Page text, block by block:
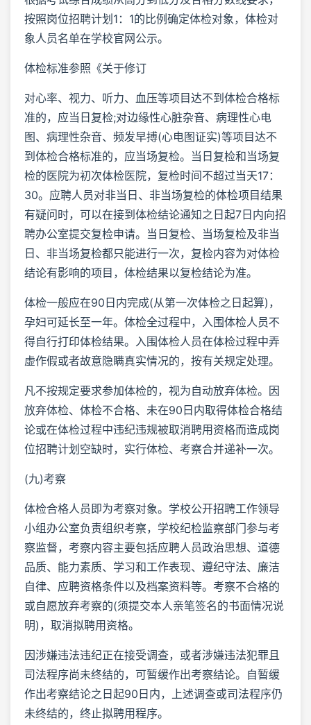
按照岗位招聘计划1：1的比例确定体检对象，体检对
象人员名单在学校官网公示。
体检标准参照《关于修订
对心率、视力、听力、血压等项目达不到体检合格标
准的，应当日复检;对边缘性心脏杂音、病理性心电
图、病理性杂音、频发早搏(心电图证实)等项目达不
到体检合格标准的，应当场复检。当日复检和当场复
检的医院为初次体检医院，复检时间不超过当天17：
30。应聘人员对非当日、非当场复检的体检项目结果
有疑问时，可以在接到体检结论通知之日起7日内向招
聘办公室提交复检申请。当日复检、当场复检及非当
日、非当场复检都只能进行一次，复检内容为对体检
结论有影响的项目，体检结果以复检结论为准。
体检一般应在90日内完成(从第一次体检之日起算)，
孕妇可延长至一年。体检全过程中，入围体检人员不
得自行打印体检结果。入围体检人员在体检过程中弄
虚作假或者故意隐瞒真实情况的，按有关规定处理。
凡不按规定要求参加体检的，视为自动放弃体检。因
放弃体检、体检不合格、未在90日内取得体检合格结
论或在体检过程中违纪违规被取消聘用资格而造成岗
位招聘计划空缺时，实行体检、考察合并递补一次。
(九)考察
体检合格人员即为考察对象。学校公开招聘工作领导
小组办公室负责组织考察，学校纪检监察部门参与考
察监督，考察内容主要包括应聘人员政治思想、道德
品质、能力素质、学习和工作表现、遵纪守法、廉洁
自律、应聘资格条件以及档案资料等。考察不合格的
或自愿放弃考察的(须提交本人亲笔签名的书面情况说
明)，取消拟聘用资格。
因涉嫌违法违纪正在接受调查，或者涉嫌违法犯罪且
司法程序尚未终结的，可暂缓作出考察结论。自暂缓
作出考察结论之日起90日内，上述调查或司法程序仍
未终结的，终止拟聘用程序。